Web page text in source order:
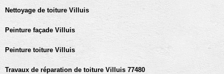
Nettoyage de toiture Villuis
Peinture façade Villuis
Peinture toiture Villuis
Travaux de réparation de toiture Villuis 77480